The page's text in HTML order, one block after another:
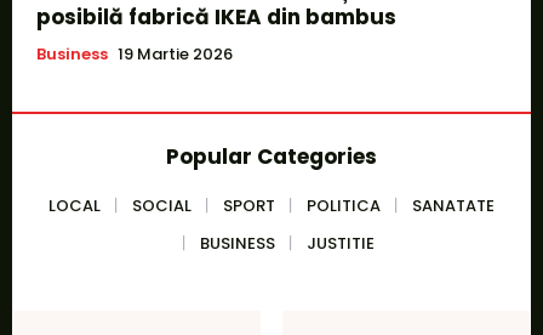
posibilă fabrică IKEA din bambus
Business 19 Martie 2026
Popular Categories
LOCAL SOCIAL SPORT POLITICA
SANATATE
BUSINESS
JUSTITIE